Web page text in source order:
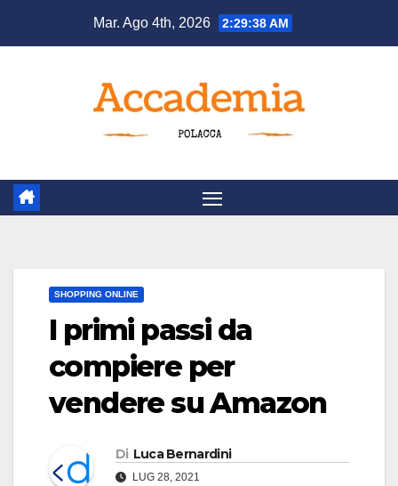
Mar. Ago 4th, 2026 2:29:38 AM
SHOPPING ONLINE
I primi passi da
compiere per
vendere su Amazon
Di Luca Bernardini
LUG 28, 2021